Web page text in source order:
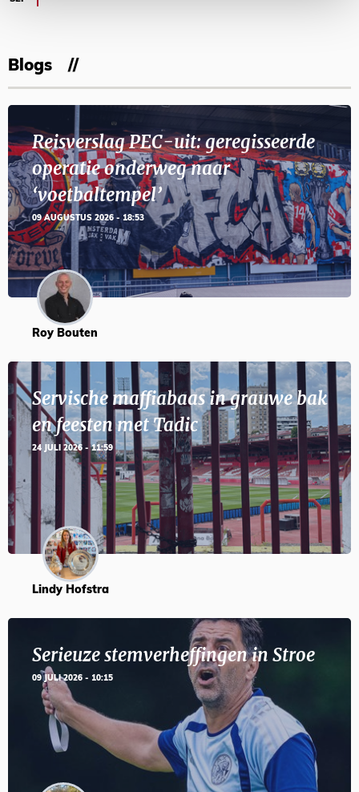
Blogs
Reisverslag PEC-uit: geregisseerde
operatie onderweg naar
‘voetbaltempel’
09 AUGUSTUS 2026 - 18:53
Roy Bouten
Servische maffiabaas in grauwe bak
en feesten met Tadic
24 JULI 2026 - 11:59
Lindy Hofstra
Serieuze stemverheffingen in Stroe
09 JULI 2026 - 10:15